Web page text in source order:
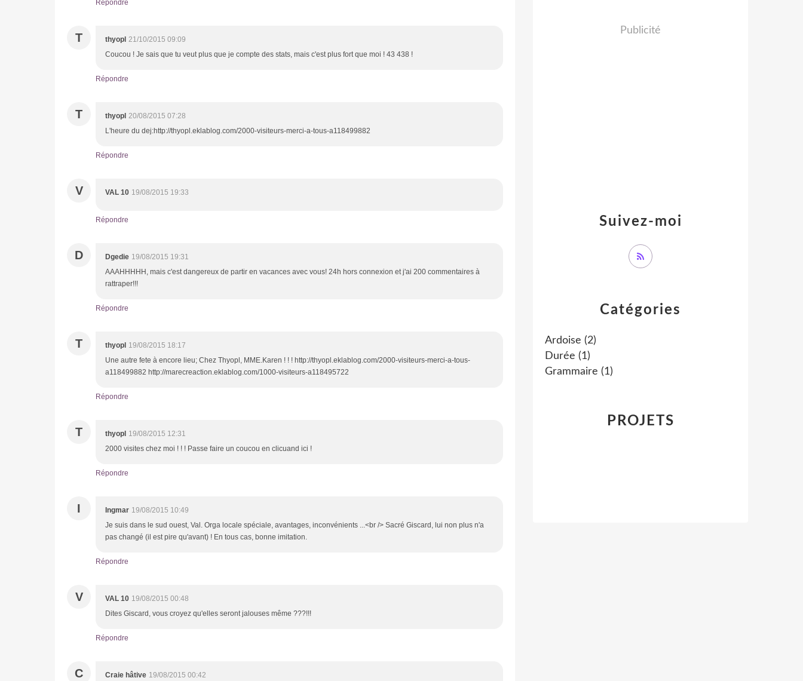
Répondre
T thyopl 21/10/2015 09:09
Coucou ! Je sais que tu veut plus que je compte des stats, mais c'est plus fort que moi ! 43 438 !
Répondre
T thyopl 20/08/2015 07:28
L'heure du dej:http://thyopl.eklablog.com/2000-visiteurs-merci-a-tous-a118499882
Répondre
V VAL 10 19/08/2015 19:33
Répondre
D Dgedie 19/08/2015 19:31
AAAHHHHH, mais c'est dangereux de partir en vacances avec vous! 24h hors connexion et j'ai 200 commentaires à
rattraper!!!
Répondre
T thyopl 19/08/2015 18:17
Une autre fete à encore lieu; Chez Thyopl, MME.Karen ! ! ! http://thyopl.eklablog.com/2000-visiteurs-merci-a-tous-
a118499882 http://marecreaction.eklablog.com/1000-visiteurs-a118495722
Répondre
T thyopl 19/08/2015 12:31
2000 visites chez moi ! ! ! Passe faire un coucou en clicuand ici !
Répondre
I Ingmar 19/08/2015 10:49
Je suis dans le sud ouest, Val. Orga locale spéciale, avantages, inconvénients ...<br /> Sacré Giscard, lui non plus n'a
pas changé (il est pire qu'avant) ! En tous cas, bonne imitation.
Répondre
V VAL 10 19/08/2015 00:48
Dites Giscard, vous croyez qu'elles seront jalouses même ???!!!
Répondre
C Craie hâtive 19/08/2015 00:42
Catégories
Ardoise (2)
Durée (1)
Grammaire (1)
Suivez-moi
PROJETS
Publicité